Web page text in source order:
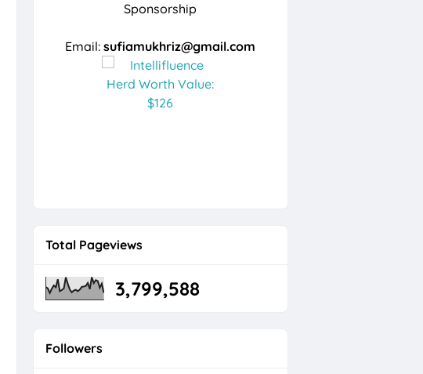
Sponsorship
Email:sufiamukhriz@gmail.com
Total Pageviews
3,799,588
Followers